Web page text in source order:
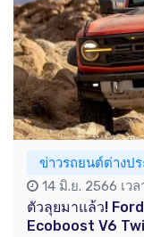
ข่าวรถยนต์ต่างปร
14 มิ.ย. 2566 เวล
ตัวลุยมาแล้ว!
Ecoboost V6